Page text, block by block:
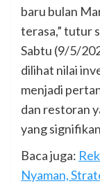
baru bulan
terasa,” tutur
Sabtu (9/5/
dilihat nilai
menjadi
dan restoran
yang
Baca juga:
Nyaman,